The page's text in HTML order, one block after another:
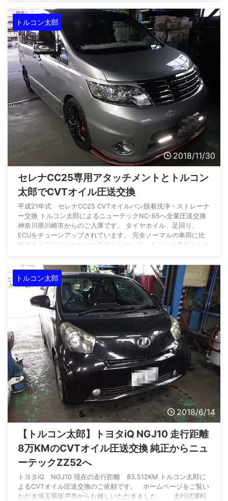
したい」ということでお見積り依頼をいただきました。 ...
トルコン太郎
2018/11/30
セレナCC25専用アタッチメントとトルコン
太郎でCVTオイル圧送交換
平成21年式 セレナCC25 CVTオイルパン脱着洗浄・ストレーナ
ー交換 トルコン太郎によるニューテックNC-65へ全量圧送交換
神奈川県川崎市からのご入庫です。 タイヤホイル、足回り、
ECUをチューンアップされています。 完全ノーマルの車両に比
較するとCVTにはかなりの負担がかかっていることが予想されま
ード確認ともに問題ありませんので早速作業開始します。 サブ
フレームが少し邪魔しますがオイルパンの作業性は良好で ...
トルコン太郎
2018/6/14
【トルコン太郎】トヨタiQ NGJ10 走行距離
8万KMのCVTオイル圧送交換 純正からニュ
ーテックZZ52へ
トヨタiQ NGJ10 現在の走行距離 83,512KM トルコン太郎に
よるCVTオイル圧送交換のご依頼です。 ホームページをご覧い
ただき埼玉県坂戸市からお越しいただきました。 走行試運転